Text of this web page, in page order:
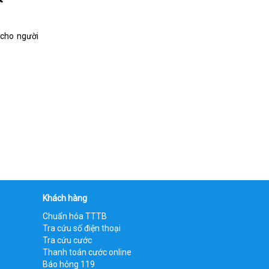
người
Khách hàng
Chuẩn hóa TTTB
Tra cứu số điện thoại
Tra cứu cước
Thanh toán cước online
Báo hỏng 119